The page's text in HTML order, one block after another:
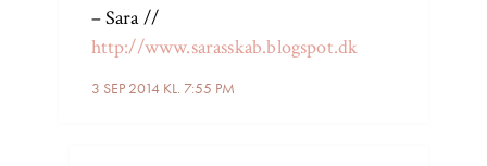
3 SEP 2014 KL. 7:55 PM
– Sara //
http://www.sarasskab.blogspot.dk